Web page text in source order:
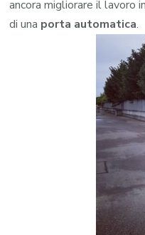
ancora migliorare il lavoro
di una porta automatica.